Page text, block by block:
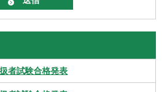
者試験合格発表